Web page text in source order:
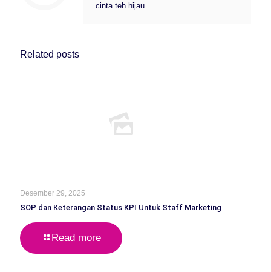
cinta teh hijau.
Related posts
Desember 29, 2025
SOP dan Keterangan Status KPI Untuk Staff Marketing
Read more